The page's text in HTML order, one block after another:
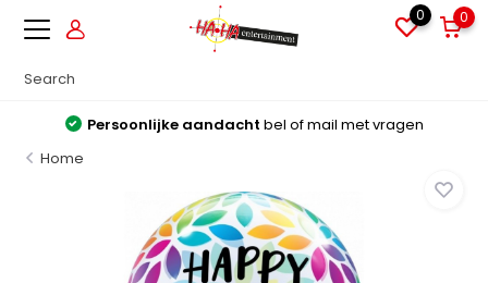
0 0
Persoonlijke aandacht bel of mail met vragen
Home